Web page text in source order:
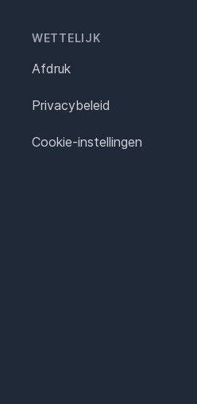
WETTELIJK
Afdruk
Privacybeleid
Cookie-instellingen